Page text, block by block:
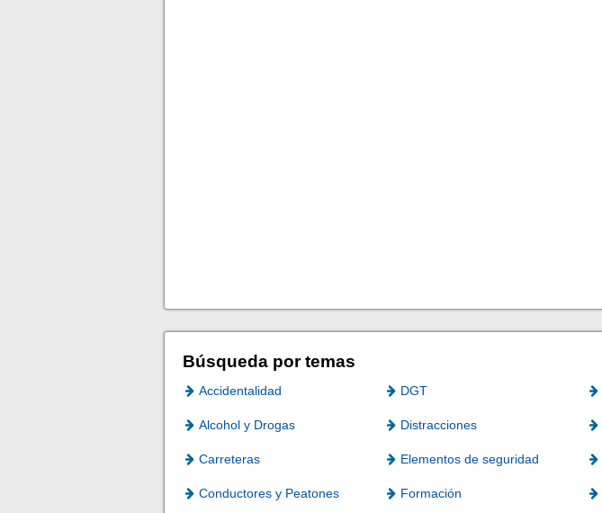
Búsqueda por temas
Accidentalidad DGT
Alcohol y Drogas Distracciones
Carreteras Elementos de seguridad
Conductores y Peatones Formación